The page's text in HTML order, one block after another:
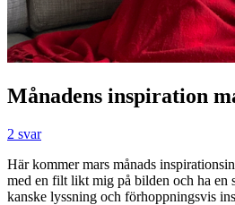
Månadens inspiration
2 svar
Här kommer mars månads
med en filt likt mig på bilden och ha en
kanske lyssning och förhoppningsvis